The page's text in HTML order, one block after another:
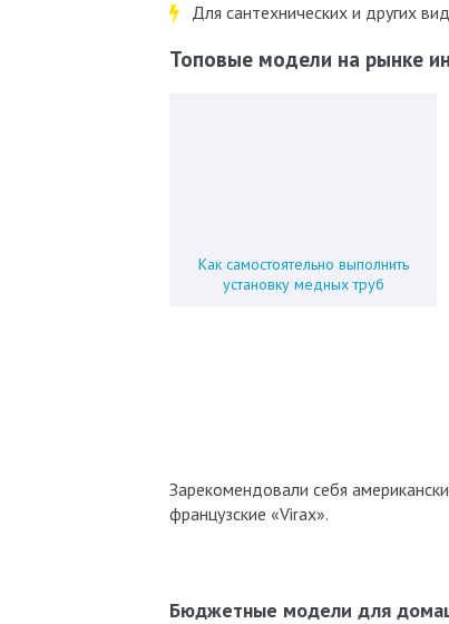
Для сантехнических и других
Топовые модели на рынке
Как самостоятельно выполнить
установку медных труб
Зарекомендовали себя
французские «Virax».
Бюджетные модели для